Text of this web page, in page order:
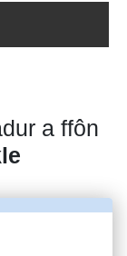
a ffôn